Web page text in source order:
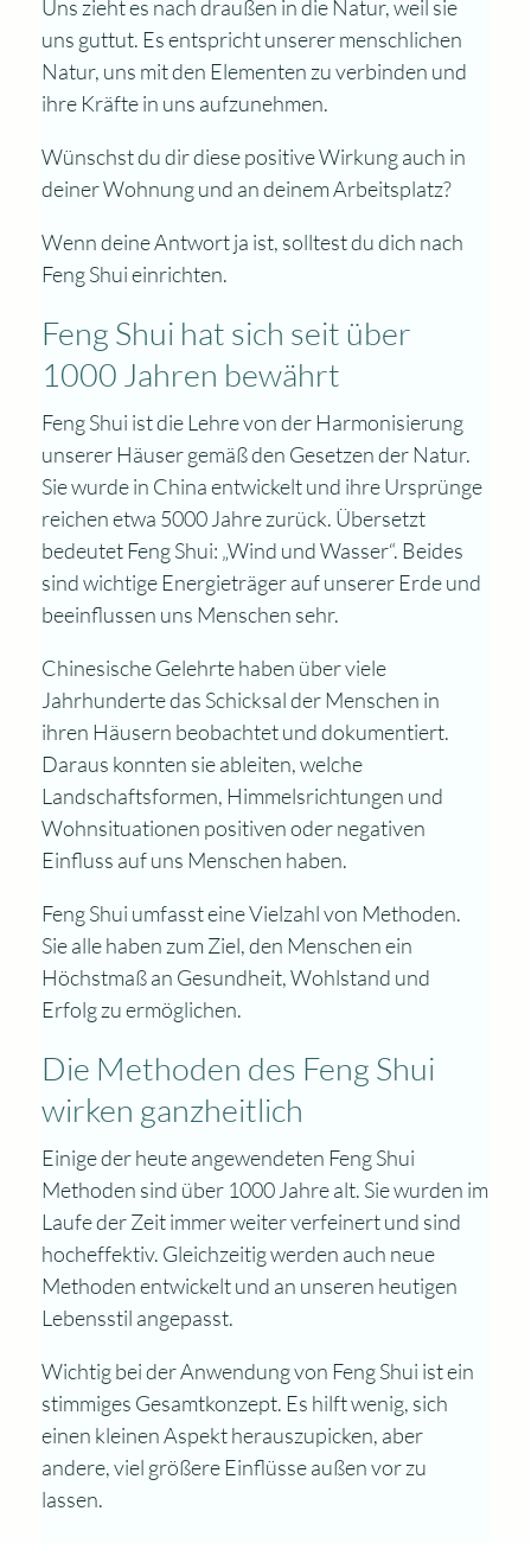
Uns zieht es nach draußen in die Natur, weil sie
uns guttut. Es entspricht unserer menschlichen
Natur, uns mit den Elementen zu verbinden und
ihre Kräfte in uns aufzunehmen.
Wünschst du dir diese positive Wirkung auch in
deiner Wohnung und an deinem Arbeitsplatz?
Wenn deine Antwort ja ist, solltest du dich nach
Feng Shui einrichten.
Feng Shui hat sich seit über
1000 Jahren bewährt
Feng Shui ist die Lehre von der Harmonisierung
unserer Häuser gemäß den Gesetzen der Natur.
Sie wurde in China entwickelt und ihre Ursprünge
reichen etwa 5000 Jahre zurück. Übersetzt
bedeutet Feng Shui: „Wind und Wasser“. Beides
sind wichtige Energieträger auf unserer Erde und
beeinflussen uns Menschen sehr.
Chinesische Gelehrte haben über viele
Jahrhunderte das Schicksal der Menschen in
ihren Häusern beobachtet und dokumentiert.
Daraus konnten sie ableiten, welche
Landschaftsformen, Himmelsrichtungen und
Wohnsituationen positiven oder negativen
Einfluss auf uns Menschen haben.
Feng Shui umfasst eine Vielzahl von Methoden.
Sie alle haben zum Ziel, den Menschen ein
Höchstmaß an Gesundheit, Wohlstand und
Erfolg zu ermöglichen.
Die Methoden des Feng Shui
wirken ganzheitlich
Einige der heute angewendeten Feng Shui
Methoden sind über 1000 Jahre alt. Sie wurden im
Laufe der Zeit immer weiter verfeinert und sind
hocheffektiv. Gleichzeitig werden auch neue
Methoden entwickelt und an unseren heutigen
Lebensstil angepasst.
Wichtig bei der Anwendung von Feng Shui ist ein
stimmiges Gesamtkonzept. Es hilft wenig, sich
einen kleinen Aspekt herauszupicken, aber
andere, viel größere Einflüsse außen vor zu
lassen.